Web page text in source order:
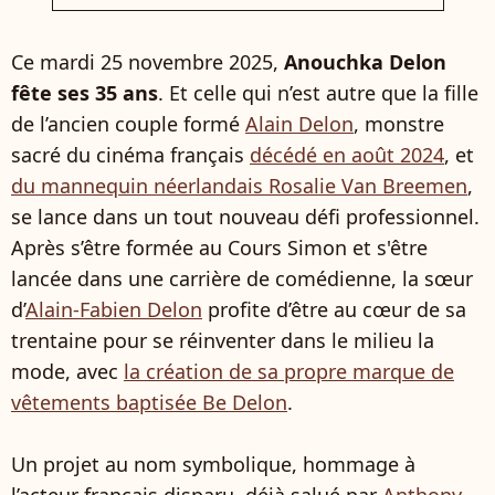
Ce mardi 25 novembre 2025, Anouchka Delon
fête ses 35 ans. Et celle qui n’est autre que la fille
de l’ancien couple formé Alain Delon, monstre
sacré du cinéma français décédé en août 2024, et
du mannequin néerlandais Rosalie Van Breemen,
se lance dans un tout nouveau défi professionnel.
Après s’être formée au Cours Simon et s'être
lancée dans une carrière de comédienne, la sœur
d’Alain-Fabien Delon profite d’être au cœur de sa
trentaine pour se réinventer dans le milieu la
mode, avec la création de sa propre marque de
vêtements baptisée Be Delon.
Un projet au nom symbolique, hommage à